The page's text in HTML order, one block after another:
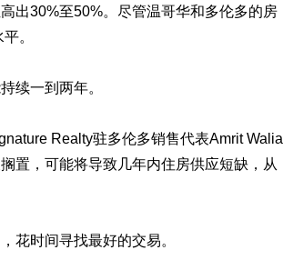
出30%至50%。尽管温哥华和多伦多的房
。
续一到两年。
Realty驻多伦多销售代表Amrit Walia
置，可能将导致几年内住房供应短缺，从
花时间寻找最好的交易。